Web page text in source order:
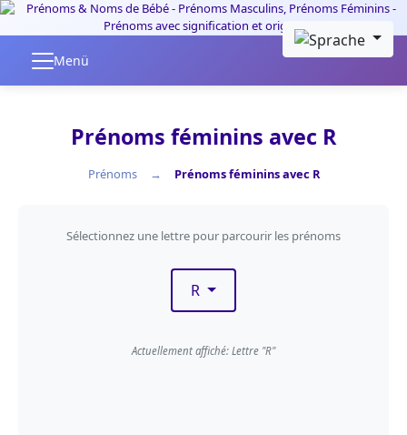
Skip to main content
Menü
Prénoms féminins avec R
Prénoms Prénoms féminins avec R
Filtrer par première lettre
Sélectionnez une lettre pour parcourir les prénoms
R
Actuellement affiché: Lettre "R"